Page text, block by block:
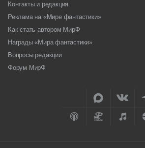
Контакты и редакция
Реклама на «Мире фантастики»
Как стать автором МирФ
Награды «Мира фантастики»
Вопросы редакции
Форум МирФ